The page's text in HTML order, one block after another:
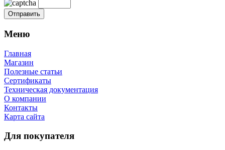
Меню
Главная
Магазин
Полезные статьи
Сертификаты
Техническая документация
О компании
Контакты
Карта сайта
Для покупателя